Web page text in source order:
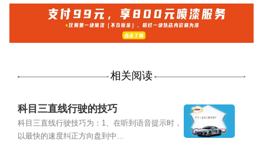
相关阅读
科目三直线行驶的技巧
科目三直线行驶技巧为：1、在听到语音提示时，
以最快的速度纠正方向盘到中...